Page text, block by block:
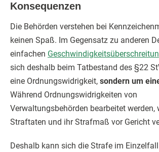
Konsequenzen
Die Behörden verstehen bei
keinen Spaß. Im Gegensatz zu anderen
einfachen
sich deshalb beim Tatbestand des §22
eine Ordnungswidrigkeit, sondern um
Während Ordnungswidrigkeiten von
Verwaltungsbehörden bearbeitet werden,
Straftaten und ihr Strafmaß vor Gericht
Deshalb kann sich die Strafe im